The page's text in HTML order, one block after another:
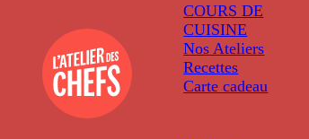
COURS DE
CUISINE
Nos Ateliers
Recettes
Carte cadeau